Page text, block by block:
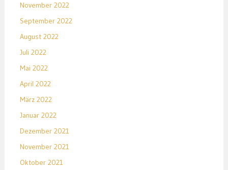
November 2022
September 2022
August 2022
Juli 2022
Mai 2022
April 2022
März 2022
Januar 2022
Dezember 2021
November 2021
Oktober 2021